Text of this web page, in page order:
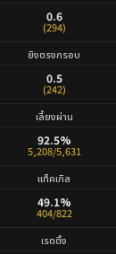
0.6
(294)
ยิงตรงกรอบ
0.5
(242)
เลี้ยงผ่าน
92.5%
5,208/5,631
แท็คเกิล
49.1%
404/822
เรตติ้ง